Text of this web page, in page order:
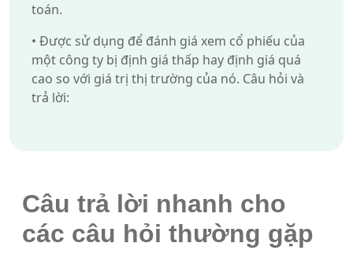
toán.
• Được sử dụng để đánh giá xem cổ phiếu của
một công ty bị định giá thấp hay định giá quá
cao so với giá trị thị trường của nó. Câu hỏi và
trả lời:
Câu trả lời nhanh cho
các câu hỏi thường gặp